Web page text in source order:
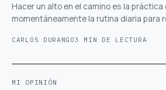
Hacer un alto en el camino es la práctica
momentáneamente la rutina diaria para
CARLOS DURANGO3 MIN DE LECTURA
MI OPINIÓN